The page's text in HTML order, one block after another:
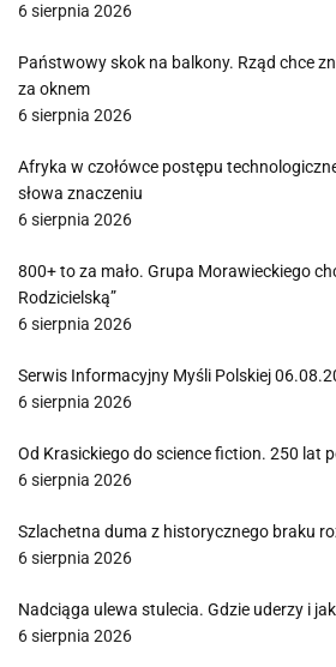
6 sierpnia 2026
Państwowy skok na balkony. Rząd chce
za oknem
6 sierpnia 2026
Afryka w czołówce postępu
słowa znaczeniu
6 sierpnia 2026
800+ to za mało. Grupa Morawieckiego
Rodzicielską”
6 sierpnia 2026
Serwis Informacyjny Myśli Polskiej
6 sierpnia 2026
Od Krasickiego do science fiction. 250 lat
6 sierpnia 2026
Szlachetna duma z historycznego braku
6 sierpnia 2026
Nadciąga ulewa stulecia. Gdzie uderzy i
6 sierpnia 2026